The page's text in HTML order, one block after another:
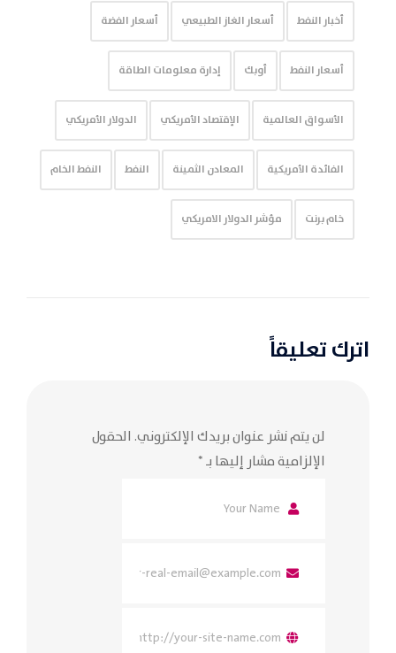
أخبار النفط أسعار الغاز الطبيعي أسعار الفضة
أسعار النفط أوبك إدارة معلومات الطاقة
الأسواق العالمية الإقتصاد الأمريكي الدولار الأمريكي
الفائدة الأمريكية المعادن الثمينة النفط النفط الخام
خام برنت مؤشر الدولار الامريكي
اترك تعليقاً
لن يتم نشر عنوان بريدك الإلكتروني. الحقول
الإلزامية مشار إليها بـ*